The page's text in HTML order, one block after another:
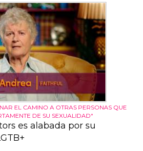
EL CAMINO A OTRAS PERSONAS QUE
DE SU SEXUALIDAD"
es alabada por su